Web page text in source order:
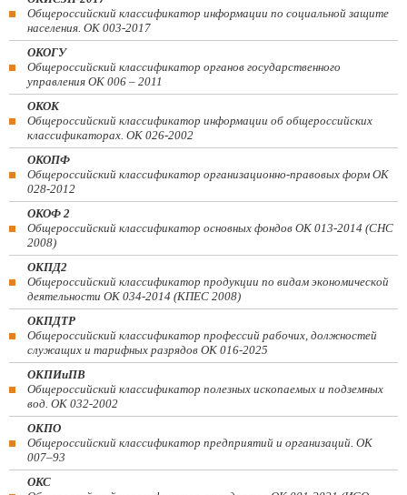
Общероссийский классификатор информации по социальной защите
населения. ОК 003-2017
ОКОГУ
Общероссийский классификатор органов государственного
управления ОК 006 – 2011
ОКОК
Общероссийский классификатор информации об общероссийских
классификаторах. ОК 026-2002
ОКОПФ
Общероссийский классификатор организационно-правовых форм ОК
028-2012
ОКОФ 2
Общероссийский классификатор основных фондов ОК 013-2014 (СНС
2008)
ОКПД2
Общероссийский классификатор продукции по видам экономической
деятельности ОК 034-2014 (КПЕС 2008)
ОКПДТР
Общероссийский классификатор профессий рабочих, должностей
служащих и тарифных разрядов ОК 016-2025
ОКПИиПВ
Общероссийский классификатор полезных ископаемых и подземных
вод. ОК 032-2002
ОКПО
Общероссийский классификатор предприятий и организаций. ОК
007–93
ОКС